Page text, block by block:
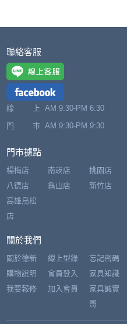
聯絡客服
線 上 AM 9:30-PM 6:30
門 市 AM 9:30-PM 9:30
門市據點
楊梅店
八德店
南崁店
龜山店
桃園店
新竹店
高雄鳥松
店
關於我們
關於德新
購物說明
我要報修
線上型錄
會員登入
加入會員
忘記密碼
家具知識
家具誠實
哥